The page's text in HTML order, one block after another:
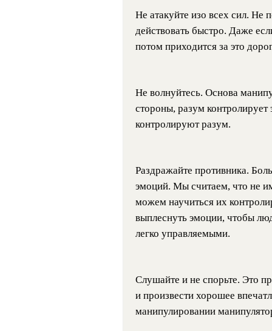
Не атакуйте изо всех сил. Не
действовать быстро. Даже
потом приходится за это
Не волнуйтесь. Основа
стороны, разум
контролируют разум.
Раздражайте противника.
эмоций. Мы считаем, что не
можем научиться их
выплеснуть эмоции, чтобы
легко управляемыми.
Слушайте и не спорьте. Это
и произвести хорошее
манипулировании